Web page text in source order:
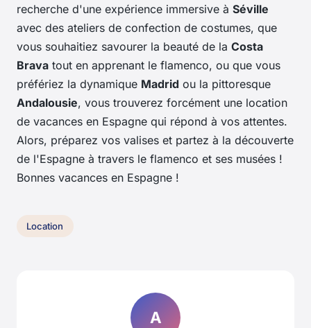
recherche d'une expérience immersive à Séville
avec des ateliers de confection de costumes, que
vous souhaitiez savourer la beauté de la Costa
Brava tout en apprenant le flamenco, ou que vous
préfériez la dynamique Madrid ou la pittoresque
Andalousie, vous trouverez forcément une location
de vacances en Espagne qui répond à vos attentes.
Alors, préparez vos valises et partez à la découverte
de l'Espagne à travers le flamenco et ses musées !
Bonnes vacances en Espagne !
Location
A